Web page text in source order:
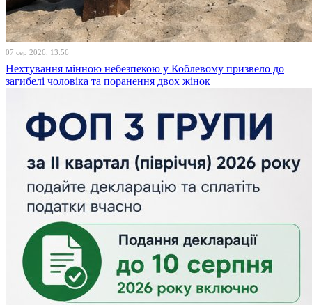
07 сер 2026, 13:56
Нехтування мінною небезпекою у Коблевому призвело до
загибелі чоловіка та поранення двох жінок